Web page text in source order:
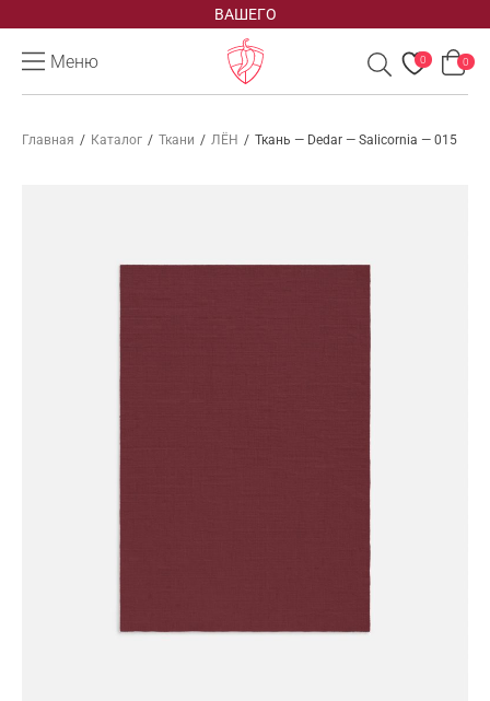
ВАШЕГО
Меню 0 0
Главная / Каталог / Ткани / ЛЁН / Ткань — Dedar — Salicornia — 015